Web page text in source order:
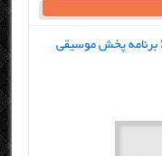
دانلود Spotify Music v8.4.33.536 برنامه پخش موسیقی